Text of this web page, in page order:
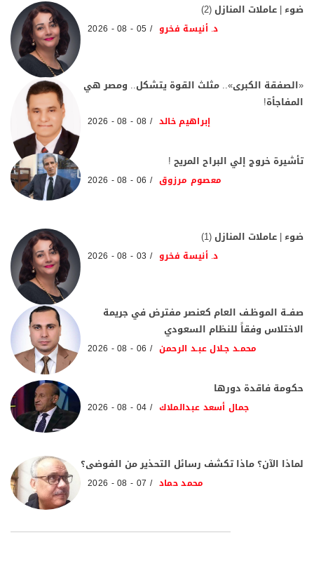
ضوء | عاملات المنازل (2)
د. أنيسة فخرو 05 - 08 - 2026
«الصفقة الكبرى».. مثلث القوة يتشكل.. ومصر هي
المفاجأة!
إبراهيم خالد 08 - 08 - 2026
تأشيرة خروج إلي البراح المريح !
معصوم مرزوق 06 - 08 - 2026
ضوء | عاملات المنازل (1)
د. أنيسة فخرو 03 - 08 - 2026
صفــة الموظـف العام كعنصر مفترض في جريمة
الاختلاس وفقاً للنظام السعودي
محمـد جـلال عبـد الرحمن 06 - 08 - 2026
حكومة فاقدة دورها
جمال أسعد عبدالملاك 04 - 08 - 2026
لماذا الآن؟ ماذا تكشف رسائل التحذير من الفوضى؟
محمد حماد 07 - 08 - 2026